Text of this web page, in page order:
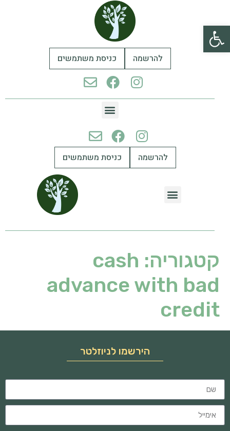
פתח סרגל נגישות
להרשמה כניסת משתמשים
להרשמה כניסת משתמשים
קטגוריה: cash
advance with bad
credit
הירשמו לניוזלטר